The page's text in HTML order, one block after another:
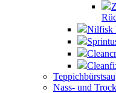
Nilfisk
Nass- und